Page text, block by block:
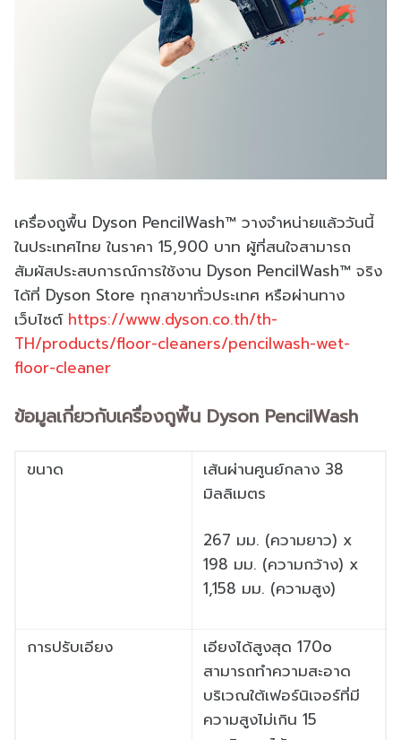
เครื่องถูพื้น Dyson PencilWash™ วางจำหน่ายแล้ววันนี้
ในประเทศไทย ในราคา 15,900 บาท ผู้ที่สนใจสามารถ
สัมผัสประสบการณ์การใช้งาน Dyson PencilWash™ จริง
ได้ที่ Dyson Store ทุกสาขาทั่วประเทศ หรือผ่านทาง
เว็บไซต์ https://www.dyson.co.th/th-
TH/products/floor-cleaners/pencilwash-wet-
floor-cleaner
ข้อมูลเกี่ยวกับเครื่องถูพื้น Dyson PencilWash
ขนาด
เส้นผ่านศูนย์กลาง 38
มิลลิเมตร
267 มม. (ความยาว) x
198 มม. (ความกว้าง) x
1,158 มม. (ความสูง)
การปรับเอียง
เอียงได้สูงสุด 170o
สามารถทำความสะอาด
บริเวณใต้เฟอร์นิเจอร์ที่มี
ความสูงไม่เกิน 15